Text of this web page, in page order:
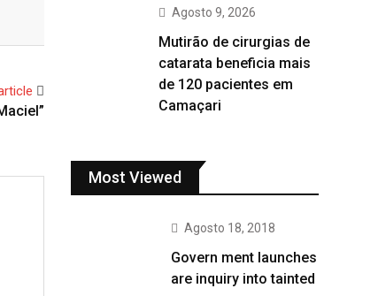
Agosto 9, 2026
Mutirão de cirurgias de
catarata beneficia mais
de 120 pacientes em
Camaçari
Most Viewed
Agosto 18, 2018
Govern ment launches
are inquiry into tainted